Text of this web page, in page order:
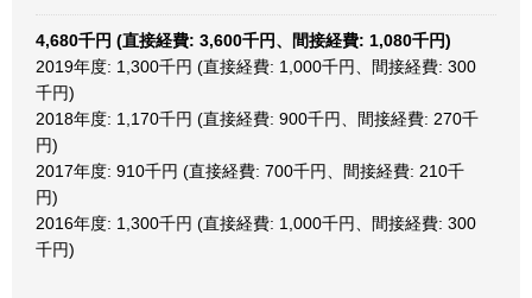
4,680千円 (直接経費: 3,600千円、間接経費: 1,080千円)
2019年度: 1,300千円 (直接経費: 1,000千円、間接経費: 300
千円)
2018年度: 1,170千円 (直接経費: 900千円、間接経費: 270千
円)
2017年度: 910千円 (直接経費: 700千円、間接経費: 210千
円)
2016年度: 1,300千円 (直接経費: 1,000千円、間接経費: 300
千円)